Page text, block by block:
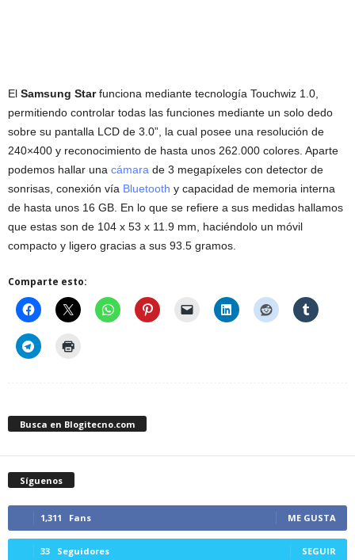
El Samsung Starfunciona mediante tecnología Touchwiz 1.0,
permitiendo controlar todas las funciones mediante un solo dedo
sobre su pantalla LCD de 3.0”, la cual posee una resolución de
240×400 y reconocimiento de hasta unos 262.000 colores. Aparte
podemos hallar una cámara de 3 megapíxeles con detector de
sonrisas, conexión vía Bluetooth y capacidad de memoria interna
de hasta unos 16 GB. En lo que se refiere a sus medidas hallamos
que estas son de 104 x 53 x 11.9 mm, haciéndolo un móvil
compacto y ligero gracias a sus 93.5 gramos.
Comparte esto:
Busca en Blogitecno.com
Síguenos
1,311 Fans ME GUSTA
33 Seguidores SEGUIR